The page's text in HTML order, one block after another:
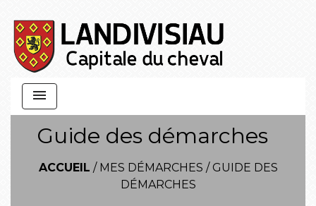
menu
Guide des démarches
ACCUEIL / MES DÉMARCHES / GUIDE DES
DÉMARCHES